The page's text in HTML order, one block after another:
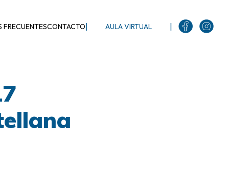
FRECUENTESCONTACTO| AULA VIRTUAL |